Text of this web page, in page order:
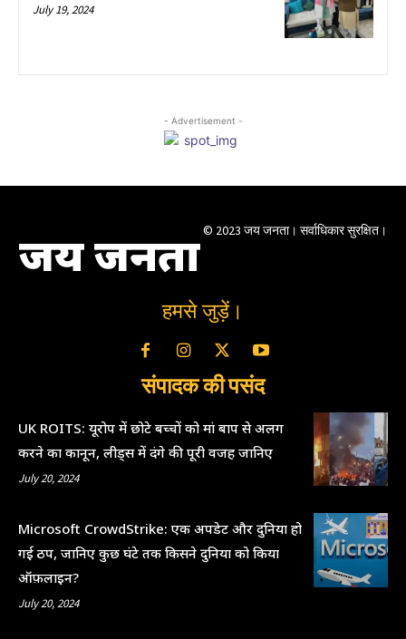
July 19, 2024
- Advertisement -
जय जनता © 2023 जय जनता। सर्वाधिकार सुरक्षित।
हमसे जुड़ें।
संपादक की पसंद
UK ROITS: यूरोप में छोटे बच्चों को मां बाप से अलग
करने का कानून, लीड्स में दंगे की पूरी वजह जानिए
July 20, 2024
Microsoft CrowdStrike: एक अपडेट और दुनिया हो
गई ठप, जानिए कुछ घंटे तक किसने दुनिया को किया
ऑफ़लाइन?
July 20, 2024